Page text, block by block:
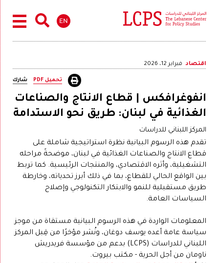
EN
اقتصاد فبراير 12، 2026
تحميل PDF شارك
انفوغرافكس | قطاع الانتاج والصناعات
الغذائية في لبنان: طريق نحو الاستدامة
المركز اللبناني للدراسات
تقدم هذه الرسوم البيانية نظرة استراتيجية شاملة على
قطاع الانتاج والصناعات الغذائية في لبنان، موضحةً مراحله
التشغيلية، وأثره الاقتصادي، والمنتجات الرئيسية. كما تربط
بين الواقع الحالي للقطاع، بما في ذلك أبرز تحدياته، وخارطة
طريق مستقبلية للنمو والابتكار التكنولوجي وإصلاح
السياسات العامة.
المعلومات الواردة في هذه الرسوم البيانية مستقاة من موجز
سياسة عامة أعده يوسف دوغان، ونُشر مؤخرًا من قِبل المركز
اللبناني للدراسات (LCPS) بدعم من مؤسسة فريدريش
ناومان من أجل الحرية - مكتب بيروت.